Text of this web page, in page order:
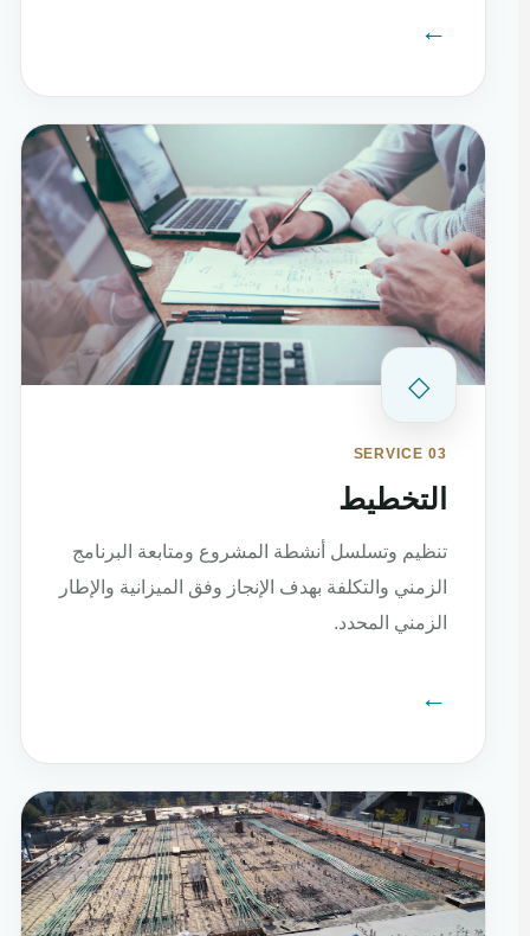
←
◇
SERVICE 03
التخطيط
تنظيم وتسلسل أنشطة المشروع ومتابعة البرنامج
الزمني والتكلفة بهدف الإنجاز وفق الميزانية والإطار
الزمني المحدد.
←